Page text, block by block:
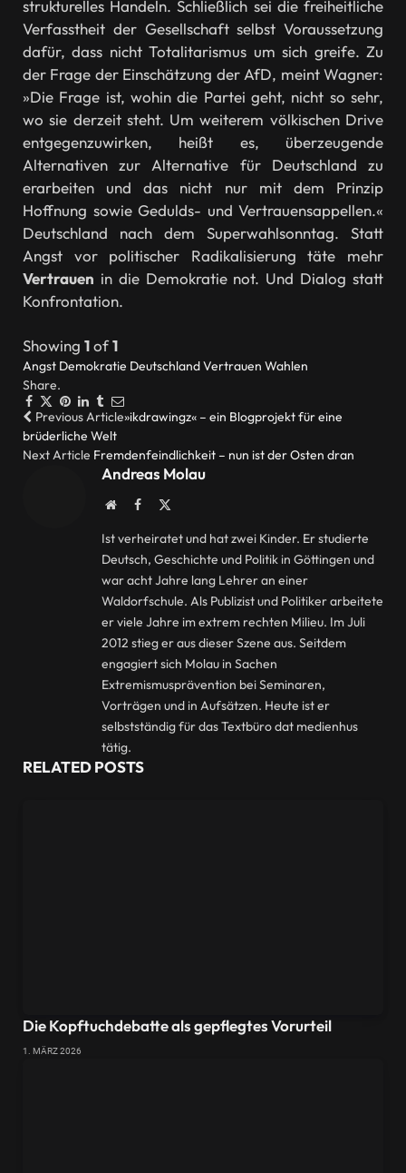
strukturelles Handeln. Schließlich sei die freiheitliche
Verfasstheit der Gesellschaft selbst Voraussetzung
dafür, dass nicht Totalitarismus um sich greife. Zu
der Frage der Einschätzung der AfD, meint Wagner:
»Die Frage ist, wohin die Partei geht, nicht so sehr,
wo sie derzeit steht. Um weiterem völkischen Drive
entgegenzuwirken, heißt es, überzeugende
Alternativen zur Alternative für Deutschland zu
erarbeiten und das nicht nur mit dem Prinzip
Hoffnung sowie Gedulds- und Vertrauensappellen.«
Deutschland nach dem Superwahlsonntag. Statt
Angst vor politischer Radikalisierung täte mehr
Vertrauen in die Demokratie not. Und Dialog statt
Konfrontation.
Showing 1of1
Angst Demokratie DeutschlandVertrauen Wahlen
Share.
Facebook
TwitterPinterestLinkedIn
Tumblr
Email
Previous Article»ikdrawingz« – ein Blogprojekt für eine
brüderliche Welt
Next Article Fremdenfeindlichkeit – nun ist der Osten dran
Andreas Molau
WebsiteFacebook
Ist verheiratet und hat zwei Kinder. Er studierte
Deutsch, Geschichte und Politik in Göttingen und
war acht Jahre lang Lehrer an einer
Waldorfschule. Als Publizist und Politiker arbeitete
er viele Jahre im extrem rechten Milieu. Im Juli
2012 stieg er aus dieser Szene aus. Seitdem
engagiert sich Molau in Sachen
Extremismusprävention bei Seminaren,
Vorträgen und in Aufsätzen. Heute ist er
selbstständig für das Textbüro dat medienhus
tätig.
RELATEDPOSTS
Die Kopftuchdebatte als gepflegtes Vorurteil
1. MÄRZ 2026